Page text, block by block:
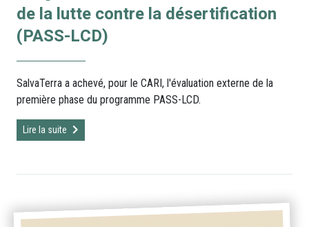
de la lutte contre la désertification
(PASS-LCD)
SalvaTerra a achevé, pour le CARI, l'évaluation externe de la
première phase du programme PASS-LCD.
Lire la suite